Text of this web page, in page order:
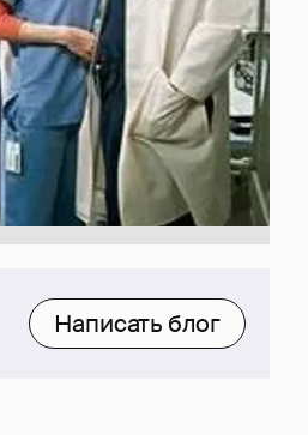
Написать блог